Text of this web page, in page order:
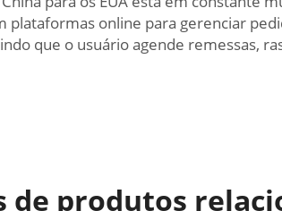
plataformas online para gerenciar
que o usuário agende remessas,
de produtos